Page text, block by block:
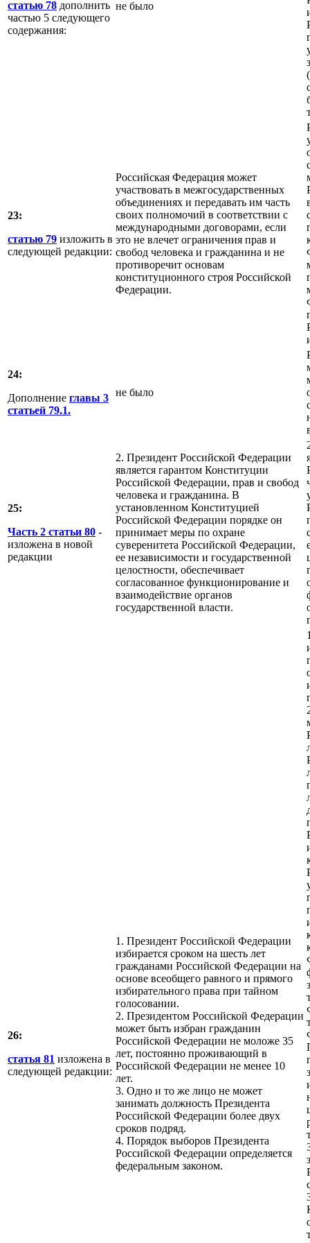
статью 78 дополнить
частью 5 следующего
содержания:
не было
23:
статью 79 изложить в
следующей редакции:
Российская Федерация может
участвовать в межгосударственных
объединениях и передавать им часть
своих полномочий в соответствии с
международными договорами, если
это не влечет ограничения прав и
свобод человека и гражданина и не
противоречит основам
конституционного строя Российской
Федерации.
24:
Дополнение главы 3
статьей 79.1.
не было
25:
Часть 2 статьи 80 -
изложена в новой
редакции
2. Президент Российской Федерации
является гарантом Конституции
Российской Федерации, прав и свобод
человека и гражданина. В
установленном Конституцией
Российской Федерации порядке он
принимает меры по охране
суверенитета Российской Федерации,
ее независимости и государственной
целостности, обеспечивает
согласованное функционирование и
взаимодействие органов
государственной власти.
26:
статья 81 изложена в
следующей редакции:
1. Президент Российской Федерации
избирается сроком на шесть лет
гражданами Российской Федерации на
основе всеобщего равного и прямого
избирательного права при тайном
голосовании.
2. Президентом Российской Федерации
может быть избран гражданин
Российской Федерации не моложе 35
лет, постоянно проживающий в
Российской Федерации не менее 10
лет.
3. Одно и то же лицо не может
занимать должность Президента
Российской Федерации более двух
сроков подряд.
4. Порядок выборов Президента
Российской Федерации определяется
федеральным законом.